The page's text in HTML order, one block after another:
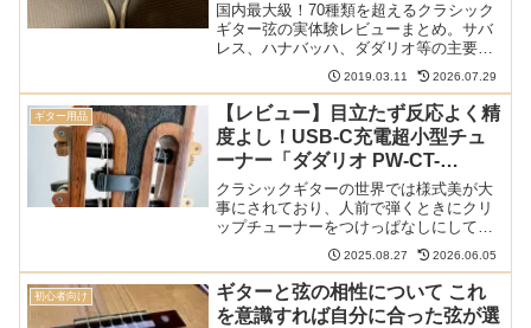
国内最大級！70種類を超えるクラシック
ギター弦の実体験レビューまとめ。サバ
レス、ハナバッハ、ダダリオ等の主要メ
ーカーから希少なスペイン弦まで網羅。
比較早見表やショートカットリンクで、
気になる弦の評価へすぐ辿り着けます。
弦選びに迷う全てのギタリスト必見の保
存版ガイド。
2019.03.11 2026.07.29
ギター用品
【レビュー】目立たず反応よく精
度よし！USB-C充電超小型チュ
ーナー「ダダリオ PW-CT-
12RC」
クラシックギターの世界では様式美が大
事にされており、人前で弾くときにクリ
ップチューナーをつけっぱなしにしてい
ると批判されることがあります。コンク
ールの時は特に気を付ける方が良いでし
ょう。ダダリオのNS Microヘッドストッ
クチューナーシリ...
2025.08.27 2026.06.05
初心者向け
ギターと弦の相性について これ
を意識すれば自分に合った弦が選